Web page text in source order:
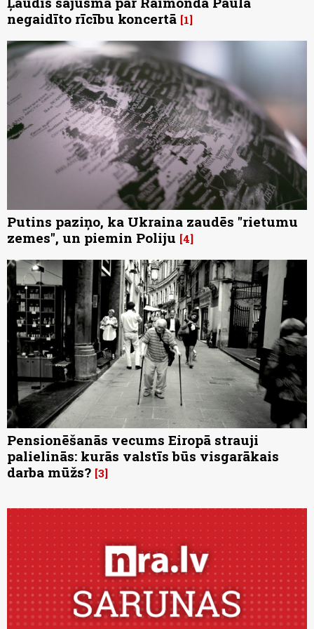
negaidīto rīcību koncertā 1
Putins paziņo, ka Ukraina zaudēs "rietumu
zemes", un piemin Poliju 4
Pensionēšanās vecums Eiropā strauji
palielinās: kurās valstīs būs visgarākais
darba mūžs? 3